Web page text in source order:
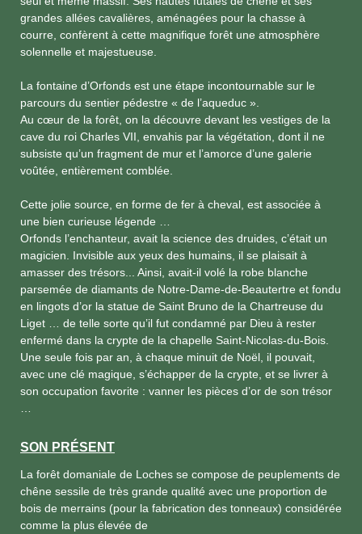
grandes allées cavalières, aménagées pour la chasse à
courre, confèrent à cette magnifique forêt une atmosphère
solennelle et majestueuse.
La fontaine d’Orfonds est une étape incontournable sur le
parcours du sentier pédestre « de l’aqueduc ».
Au cœur de la forêt, on la découvre devant les vestiges de la
cave du roi Charles VII, envahis par la végétation, dont il ne
subsiste qu’un fragment de mur et l’amorce d’une galerie
voûtée, entièrement comblée.
Cette jolie source, en forme de fer à cheval, est associée à
une bien curieuse légende …
Orfonds l’enchanteur, avait la science des druides, c’était un
magicien. Invisible aux yeux des humains, il se plaisait à
amasser des trésors... Ainsi, avait-il volé la robe blanche
parsemée de diamants de Notre-Dame-de-Beautertre et fondu
en lingots d’or la statue de Saint Bruno de la Chartreuse du
Liget … de telle sorte qu’il fut condamné par Dieu à rester
enfermé dans la crypte de la chapelle Saint-Nicolas-du-Bois.
Une seule fois par an, à chaque minuit de Noël, il pouvait,
avec une clé magique, s’échapper de la crypte, et se livrer à
son occupation favorite : vanner les pièces d’or de son trésor
SON PRÉSENT
La forêt domaniale de Loches se compose de peuplements de
chêne sessile de très grande qualité avec une proportion de
bois de merrains (pour la fabrication des tonneaux) considérée
comme la plus élevée de